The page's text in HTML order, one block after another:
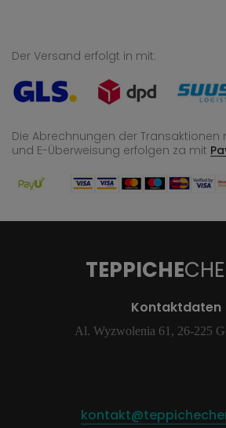
Der Versand erfolgt in mit:
Die Abrechnungen der Transaktionen
und E-Überweisung erfolgen za mit
TEPPICHE
Kontaktdaten
Al. Wyzwolenia 61, 26-225